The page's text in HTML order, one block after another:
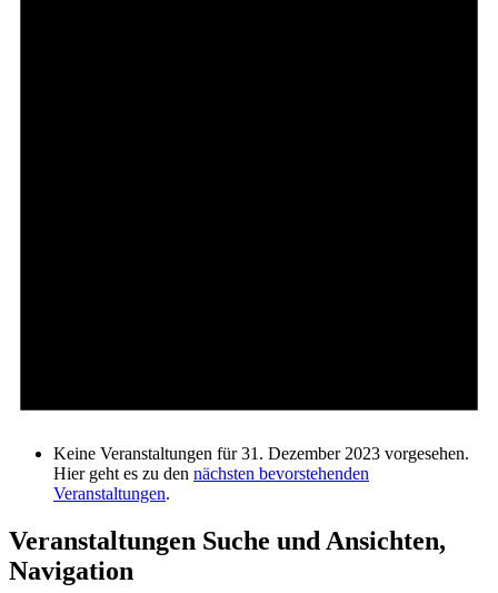
Keine Veranstaltungen für 31. Dezember 2023 vorgesehen.
Hier geht es zu den nächsten bevorstehenden
Veranstaltungen.
Veranstaltungen Suche und Ansichten,
Navigation